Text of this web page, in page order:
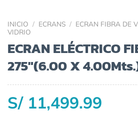
INICIO / ECRANS / ECRAN FIBRA DE
VIDRIO
ECRAN ELÉCTRICO
275″(6.00 X
S/ 11,499.99